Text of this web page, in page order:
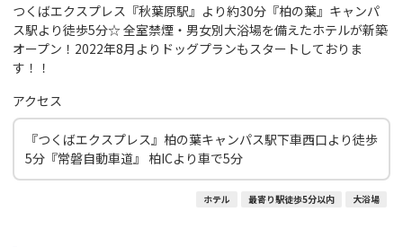
つくばエクスプレス『秋葉原駅』より約30分『柏の葉』キャンパ
ス駅より徒歩5分☆ 全室禁煙・男女別大浴場を備えたホテルが新築
オープン！2022年8月よりドッグプランもスタートしておりま
す！！
アクセス
『つくばエクスプレス』柏の葉キャンパス駅下車西口より徒歩
5分『常磐自動車道』 柏ICより車で5分
ホテル 最寄り駅徒歩5分以内 大浴場